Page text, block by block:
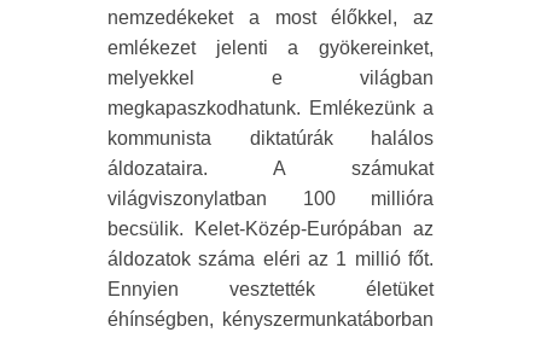
nemzedékeket a most élőkkel, az
emlékezet jelenti a gyökereinket,
melyekkel e világban
megkapaszkodhatunk. Emlékezünk a
kommunista diktatúrák halálos
áldozataira. A számukat
világviszonylatban 100 millióra
becsülik. Kelet-Közép-Európában az
áldozatok száma eléri az 1 millió főt.
Ennyien vesztették életüket
éhínségben, kényszermunkatáborban